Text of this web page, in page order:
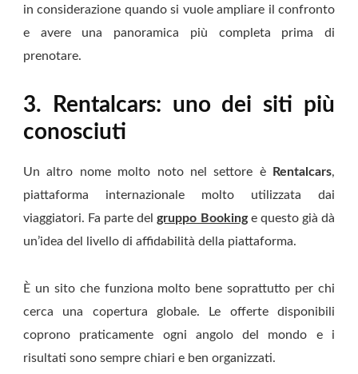
in considerazione quando si vuole ampliare il confronto
e avere una panoramica più completa prima di
prenotare.
3. Rentalcars: uno dei siti più
conosciuti
Un altro nome molto noto nel settore è Rentalcars,
piattaforma internazionale molto utilizzata dai
viaggiatori. Fa parte delgruppo Bookinge questo già dà
un’idea del livello di affidabilità della piattaforma.
È un sito che funziona molto bene soprattutto per chi
cerca una copertura globale. Le offerte disponibili
coprono praticamente ogni angolo del mondo e i
risultati sono sempre chiari e ben organizzati.